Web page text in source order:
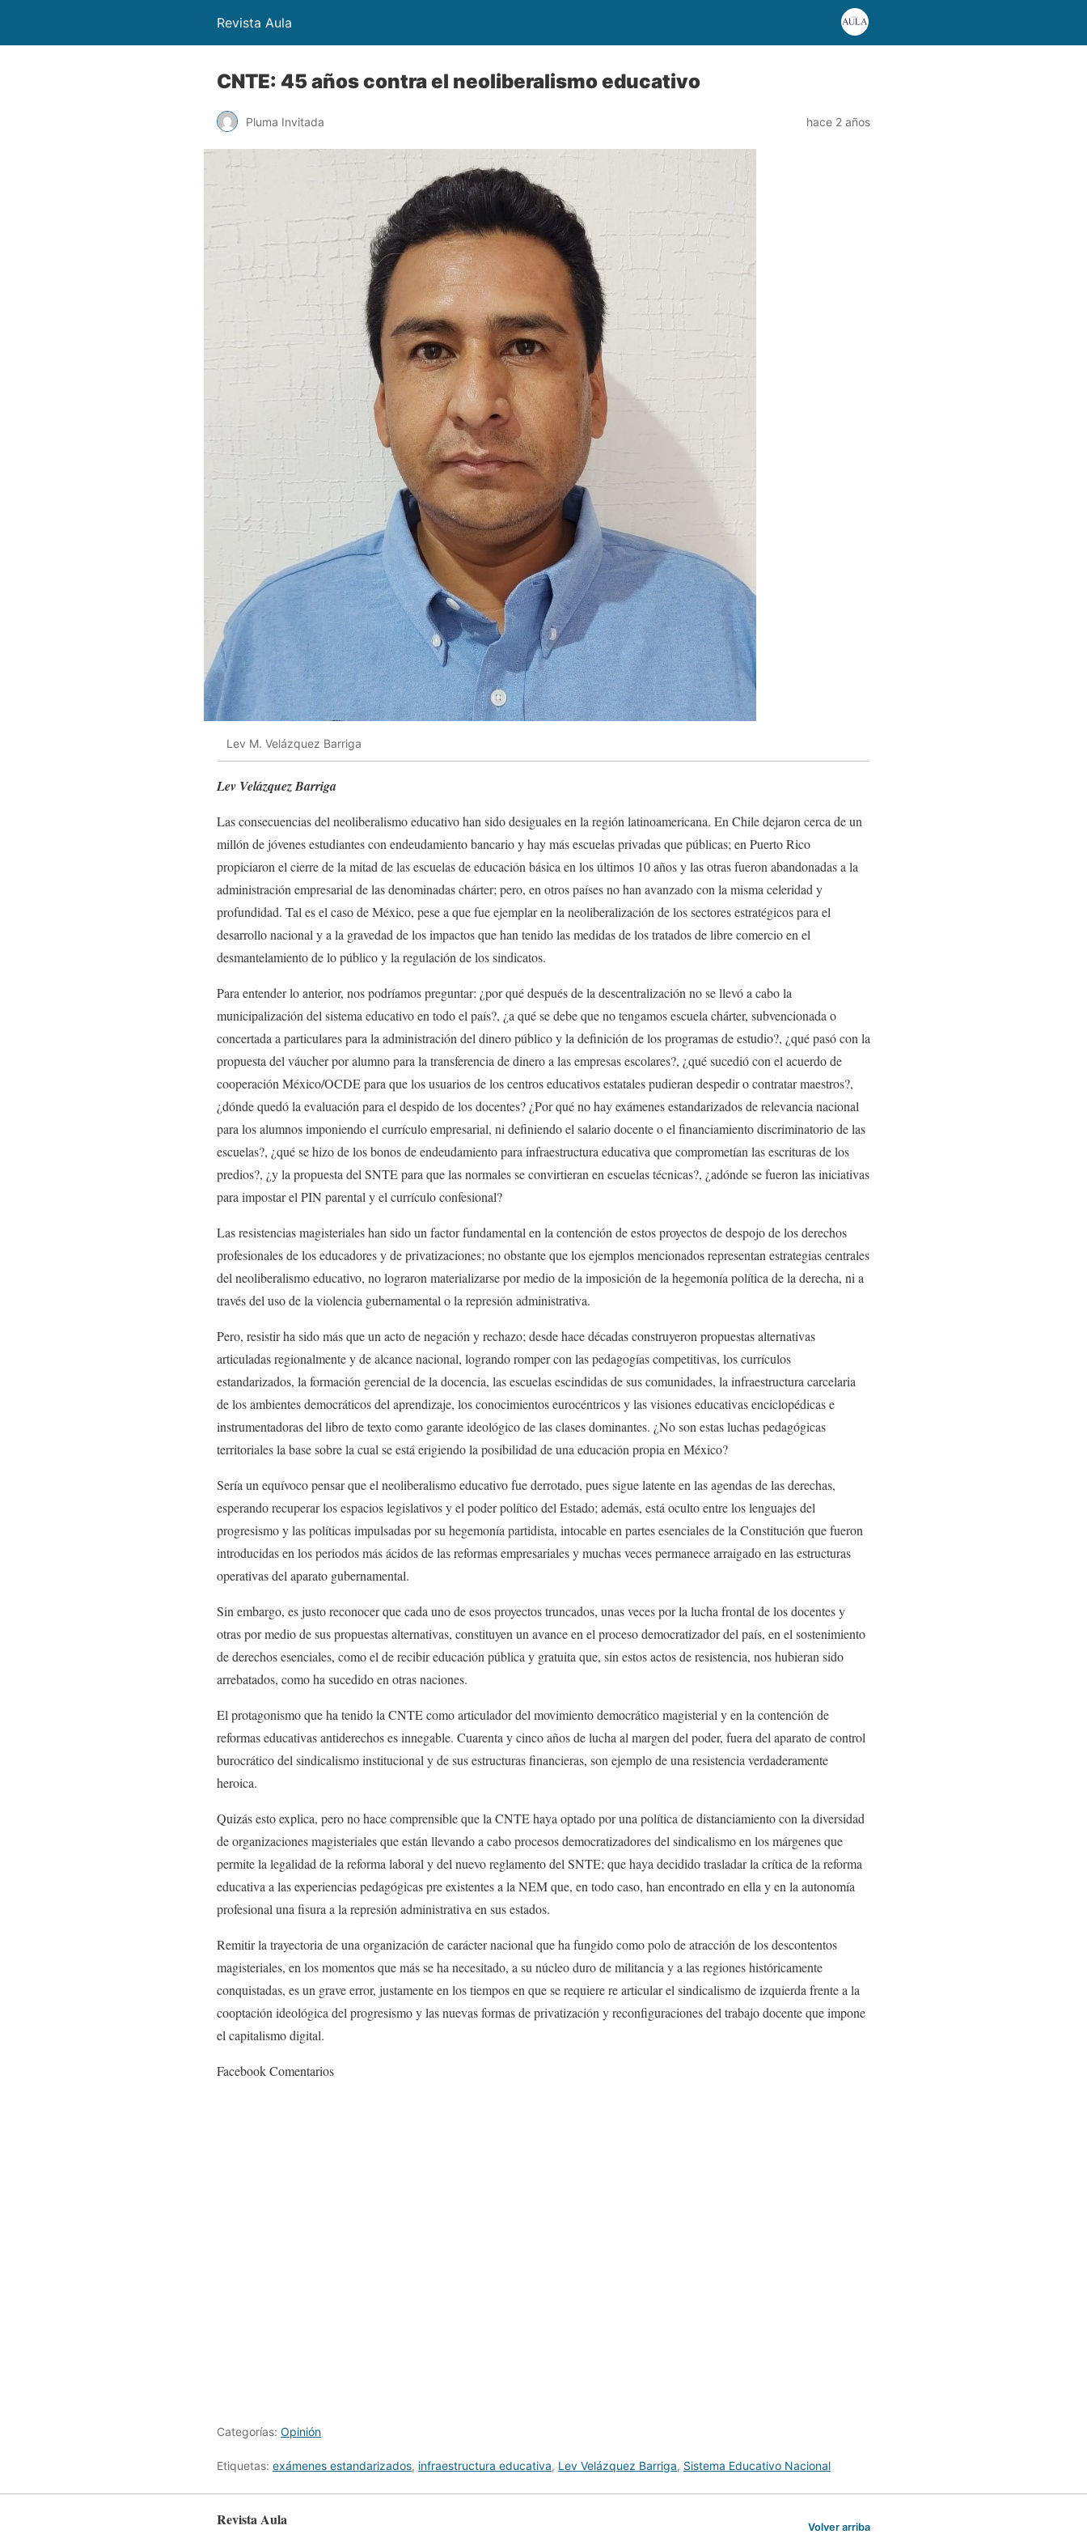
Revista Aula
CNTE: 45 años contra el neoliberalismo educativo
Pluma Invitada hace 2 años
Lev M. Velázquez Barriga
Lev Velázquez Barriga
Las consecuencias del neoliberalismo educativo han sido desiguales en la región latinoamericana. En Chile dejaron cerca de un
millón de jóvenes estudiantes con endeudamiento bancario y hay más escuelas privadas que públicas; en Puerto Rico
propiciaron el cierre de la mitad de las escuelas de educación básica en los últimos 10 años y las otras fueron abandonadas a la
administración empresarial de las denominadas chárter; pero, en otros países no han avanzado con la misma celeridad y
profundidad. Tal es el caso de México, pese a que fue ejemplar en la neoliberalización de los sectores estratégicos para el
desarrollo nacional y a la gravedad de los impactos que han tenido las medidas de los tratados de libre comercio en el
desmantelamiento de lo público y la regulación de los sindicatos.
Para entender lo anterior, nos podríamos preguntar: ¿por qué después de la descentralización no se llevó a cabo la
municipalización del sistema educativo en todo el país?, ¿a qué se debe que no tengamos escuela chárter, subvencionada o
concertada a particulares para la administración del dinero público y la definición de los programas de estudio?, ¿qué pasó con la
propuesta del váucher por alumno para la transferencia de dinero a las empresas escolares?, ¿qué sucedió con el acuerdo de
cooperación México/OCDE para que los usuarios de los centros educativos estatales pudieran despedir o contratar maestros?,
¿dónde quedó la evaluación para el despido de los docentes? ¿Por qué no hay exámenes estandarizados de relevancia nacional
para los alumnos imponiendo el currículo empresarial, ni definiendo el salario docente o el financiamiento discriminatorio de las
escuelas?, ¿qué se hizo de los bonos de endeudamiento para infraestructura educativa que comprometían las escrituras de los
predios?, ¿y la propuesta del SNTE para que las normales se convirtieran en escuelas técnicas?, ¿adónde se fueron las iniciativas
para impostar el PIN parental y el currículo confesional?
Las resistencias magisteriales han sido un factor fundamental en la contención de estos proyectos de despojo de los derechos
profesionales de los educadores y de privatizaciones; no obstante que los ejemplos mencionados representan estrategias centrales
del neoliberalismo educativo, no lograron materializarse por medio de la imposición de la hegemonía política de la derecha, ni a
través del uso de la violencia gubernamental o la represión administrativa.
Pero, resistir ha sido más que un acto de negación y rechazo; desde hace décadas construyeron propuestas alternativas
articuladas regionalmente y de alcance nacional, logrando romper con las pedagogías competitivas, los currículos
estandarizados, la formación gerencial de la docencia, las escuelas escindidas de sus comunidades, la infraestructura carcelaria
de los ambientes democráticos del aprendizaje, los conocimientos eurocéntricos y las visiones educativas enciclopédicas e
instrumentadoras del libro de texto como garante ideológico de las clases dominantes. ¿No son estas luchas pedagógicas
territoriales la base sobre la cual se está erigiendo la posibilidad de una educación propia en México?
Sería un equívoco pensar que el neoliberalismo educativo fue derrotado, pues sigue latente en las agendas de las derechas,
esperando recuperar los espacios legislativos y el poder político del Estado; además, está oculto entre los lenguajes del
progresismo y las políticas impulsadas por su hegemonía partidista, intocable en partes esenciales de la Constitución que fueron
introducidas en los periodos más ácidos de las reformas empresariales y muchas veces permanece arraigado en las estructuras
operativas del aparato gubernamental.
Sin embargo, es justo reconocer que cada uno de esos proyectos truncados, unas veces por la lucha frontal de los docentes y
otras por medio de sus propuestas alternativas, constituyen un avance en el proceso democratizador del país, en el sostenimiento
de derechos esenciales, como el de recibir educación pública y gratuita que, sin estos actos de resistencia, nos hubieran sido
arrebatados, como ha sucedido en otras naciones.
El protagonismo que ha tenido la CNTE como articulador del movimiento democrático magisterial y en la contención de
reformas educativas antiderechos es innegable. Cuarenta y cinco años de lucha al margen del poder, fuera del aparato de control
burocrático del sindicalismo institucional y de sus estructuras financieras, son ejemplo de una resistencia verdaderamente
heroica.
Quizás esto explica, pero no hace comprensible que la CNTE haya optado por una política de distanciamiento con la diversidad
de organizaciones magisteriales que están llevando a cabo procesos democratizadores del sindicalismo en los márgenes que
permite la legalidad de la reforma laboral y del nuevo reglamento del SNTE; que haya decidido trasladar la crítica de la reforma
educativa a las experiencias pedagógicas pre existentes a la NEM que, en todo caso, han encontrado en ella y en la autonomía
profesional una fisura a la represión administrativa en sus estados.
Remitir la trayectoria de una organización de carácter nacional que ha fungido como polo de atracción de los descontentos
magisteriales, en los momentos que más se ha necesitado, a su núcleo duro de militancia y a las regiones históricamente
conquistadas, es un grave error, justamente en los tiempos en que se requiere re articular el sindicalismo de izquierda frente a la
cooptación ideológica del progresismo y las nuevas formas de privatización y reconfiguraciones del trabajo docente que impone
el capitalismo digital.
Facebook Comentarios
Categorías: Opinión
Etiquetas: exámenes estandarizados, infraestructura educativa, Lev Velázquez Barriga, Sistema Educativo Nacional
Revista Aula Volver arriba